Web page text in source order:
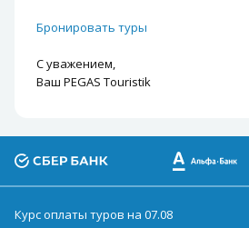
Бронировать туры
С уважением,
Ваш PEGAS Touristik
Курс оплаты туров на 07.08